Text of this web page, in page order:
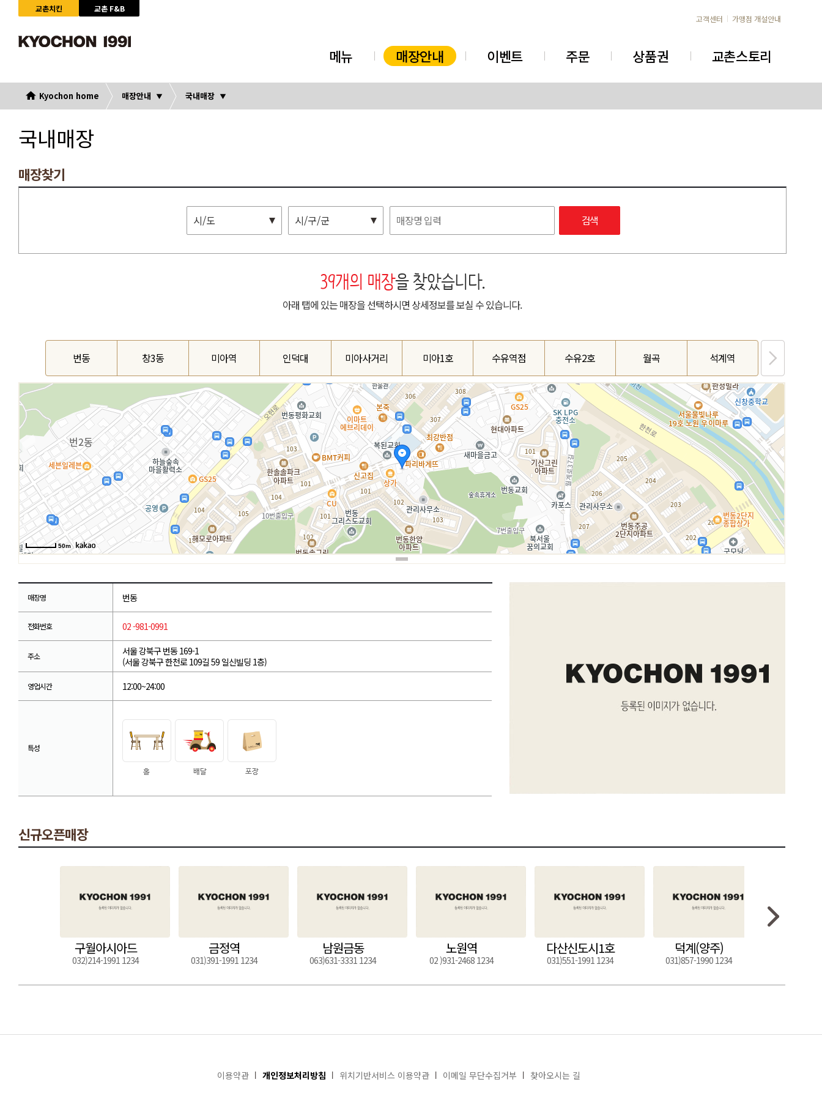
교촌치킨
교촌 F&B
고객센터
가맹점 개설안내
메뉴 매장안내 이벤트 주문 상품권 교촌스토리
Kyochon home 매장안내 국내매장
국내매장
매장찾기
시/도 시/구/군 검색
39개의 매장을 찾았습니다.
아래 탭에 있는 매장을 선택하시면 상세정보를 보실 수 있습니다.
번동 창3동 미아역 인덕대 미아사거리 미아1호 수유역점 수유2호 월곡 석계역 석관장위
50m
매장명 번동
전화번호 02 -981-0991
주소
서울 강북구 번동 169-1
(서울 강북구 한천로 109길 59 일신빌딩 1층)
영업시간 12:00~24:00
특성
신규오픈매장
구월아시아드
032)214-1991 1234
금정역
031)391-1991 1234
남원금동
063)631-3331 1234
노원역
02 )931-2468 1234
다산신도시1호
031)551-1991 1234
덕계(양주)
031)857-1990 1234
이용약관 개인정보처리방침 위치기반서비스 이용약관 이메일 무단수집거부 찾아오시는 길